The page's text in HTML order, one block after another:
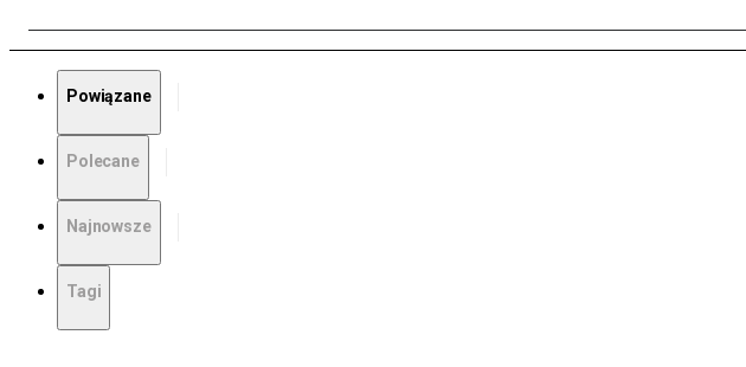
Powiązane
Polecane
Najnowsze
Tagi